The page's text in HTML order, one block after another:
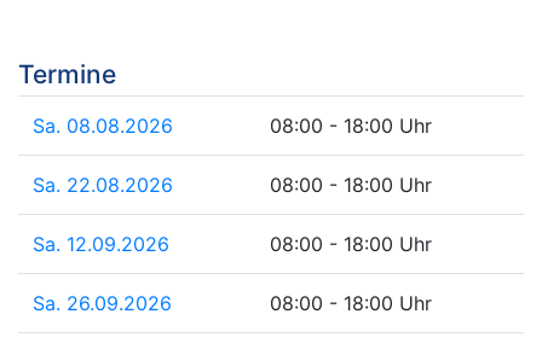
Termine
Sa. 08.08.2026 08:00 - 18:00 Uhr
Sa. 22.08.2026 08:00 - 18:00 Uhr
Sa. 12.09.2026 08:00 - 18:00 Uhr
Sa. 26.09.2026 08:00 - 18:00 Uhr